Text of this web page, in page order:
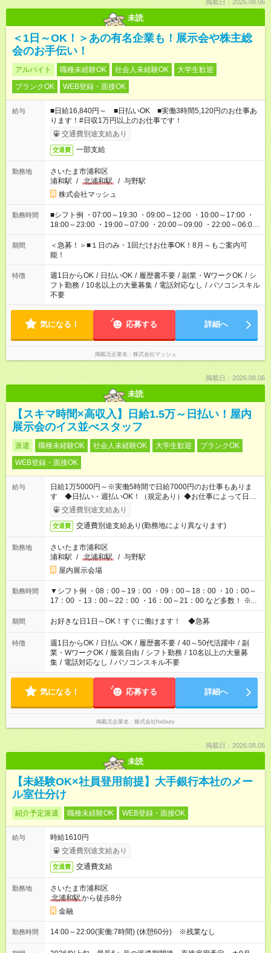
掲載日：2026.08.06
未読
＜1日～OK！＞あの有名企業も！展示会や株主総
会のお手伝い！
アルバイト 職種未経験OK 社会人未経験OK
大学生歓迎
ブランクOK
WEB登録・面接OK
給与
■日給16,840円～ ■日払いOK ■実働3時間5,120円のお仕事あ
ります！#日収1万円以上のお仕事です！
交通費別途支給あり
交通費 一部支給
勤務地
さいたま市浦和区
浦和駅 / 北浦和駅 / 与野駅
株式会社マッシュ
勤務時間
■シフト例 ・07:00～19:30 ・09:00～12:00 ・10:00～17:00 ・
18:00～23:00 ・19:00～07:00 ・20:00～09:00 ・22:00～06:00
etc ★最短で3時間で5,120円のお仕事から 15時間で2万円近く稼
げるお仕事も！ ご希望のお時間に合わせてご紹介！ ※シフトは
現場によって異なります。 ※勿論、休憩時間はあるのでご安心
ください！
期間
＜急募！＞■１日のみ・1回だけお仕事OK！8月～もご案内可
能！
特徴 週1日からOK / 日払いOK / 履歴書不要 / 副業・WワークOK / シ
フト勤務 / 10名以上の大量募集 / 電話対応なし / パソコンスキル
不要
気になる！ 応募する 詳細へ
掲載元企業名 株式会社マッシュ
掲載日：2026.08.06
未読
【スキマ時間×高収入】日給1.5万～日払い！屋内
展示会のイス並べスタッフ
派遣 職種未経験OK 社会人未経験OK 大学生歓迎
ブランクOK
WEB登録・面接OK
給与
日給1万5000円～※実働5時間で日給7000円のお仕事もありま
す ◆日払い・週払いOK！（規定あり）◆お仕事によって日給も
異なります
交通費別途支給あり
交通費 交通費別途支給あり(勤務地により異なります)
勤務地
さいたま市浦和区
浦和駅 / 北浦和駅 / 与野駅
屋内展示会場
勤務時間
▼シフト例 ・08：00～19：00 ・09：00～18：00 ・10：00～
17：00 ・13：00～22：00 ・16：00～21：00 など多数！ ※お
仕事により勤務時間が異なります
期間 お好きな日1日～OK！すぐに働けます！ ◆急募
特徴 週1日からOK / 日払いOK / 履歴書不要 / 40～50代活躍中 / 副
業・WワークOK / 服装自由 / シフト勤務 / 10名以上の大量募
集 / 電話対応なし / パソコンスキル不要
気になる！ 応募する 詳細へ
掲載元企業名 株式会社fosbury
掲載日：2026.08.05
未読
【未経験OK×社員登用前提】大手銀行本社のメー
ル室仕分け
紹介予定派遣 職種未経験OK WEB登録・面接OK
給与
時給1610円
交通費別途支給あり
交通費 交通費支給
勤務地
さいたま市浦和区
北浦和駅から徒歩8分
金融
勤務時間 14:00～22:00(実働:7時間) (休憩60分) ※残業なし